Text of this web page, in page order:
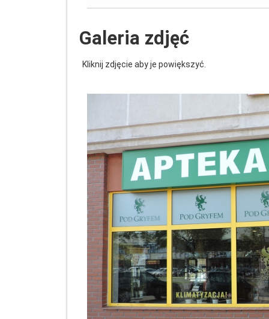
Galeria zdjęć
Kliknij zdjęcie aby je powiększyć.